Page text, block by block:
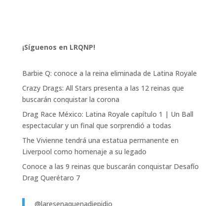
¡Síguenos en LRQNP!
Barbie Q: conoce a la reina eliminada de Latina Royale
Crazy Drags: All Stars presenta a las 12 reinas que
buscarán conquistar la corona
Drag Race México: Latina Royale capítulo 1 | Un Ball
espectacular y un final que sorprendió a todas
The Vivienne tendrá una estatua permanente en
Liverpool como homenaje a su legado
Conoce a las 9 reinas que buscarán conquistar Desafío
Drag Querétaro 7
@laresenaquenadiepidio